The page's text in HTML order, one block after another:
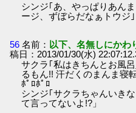
シンジ｢あ、やっぱりあん
ージ、ずぼらだなぁトウジ｣
56 名前： 以下、名無しにかわ
稿日：2013/01/30(水)
サクラ｢私はきちんとお風
るもん!! 汗だくのまんま寝
ﾎﾟﾛﾎﾟﾛ
シンジ｢サクラちゃんいき
て言ってないよ!?」